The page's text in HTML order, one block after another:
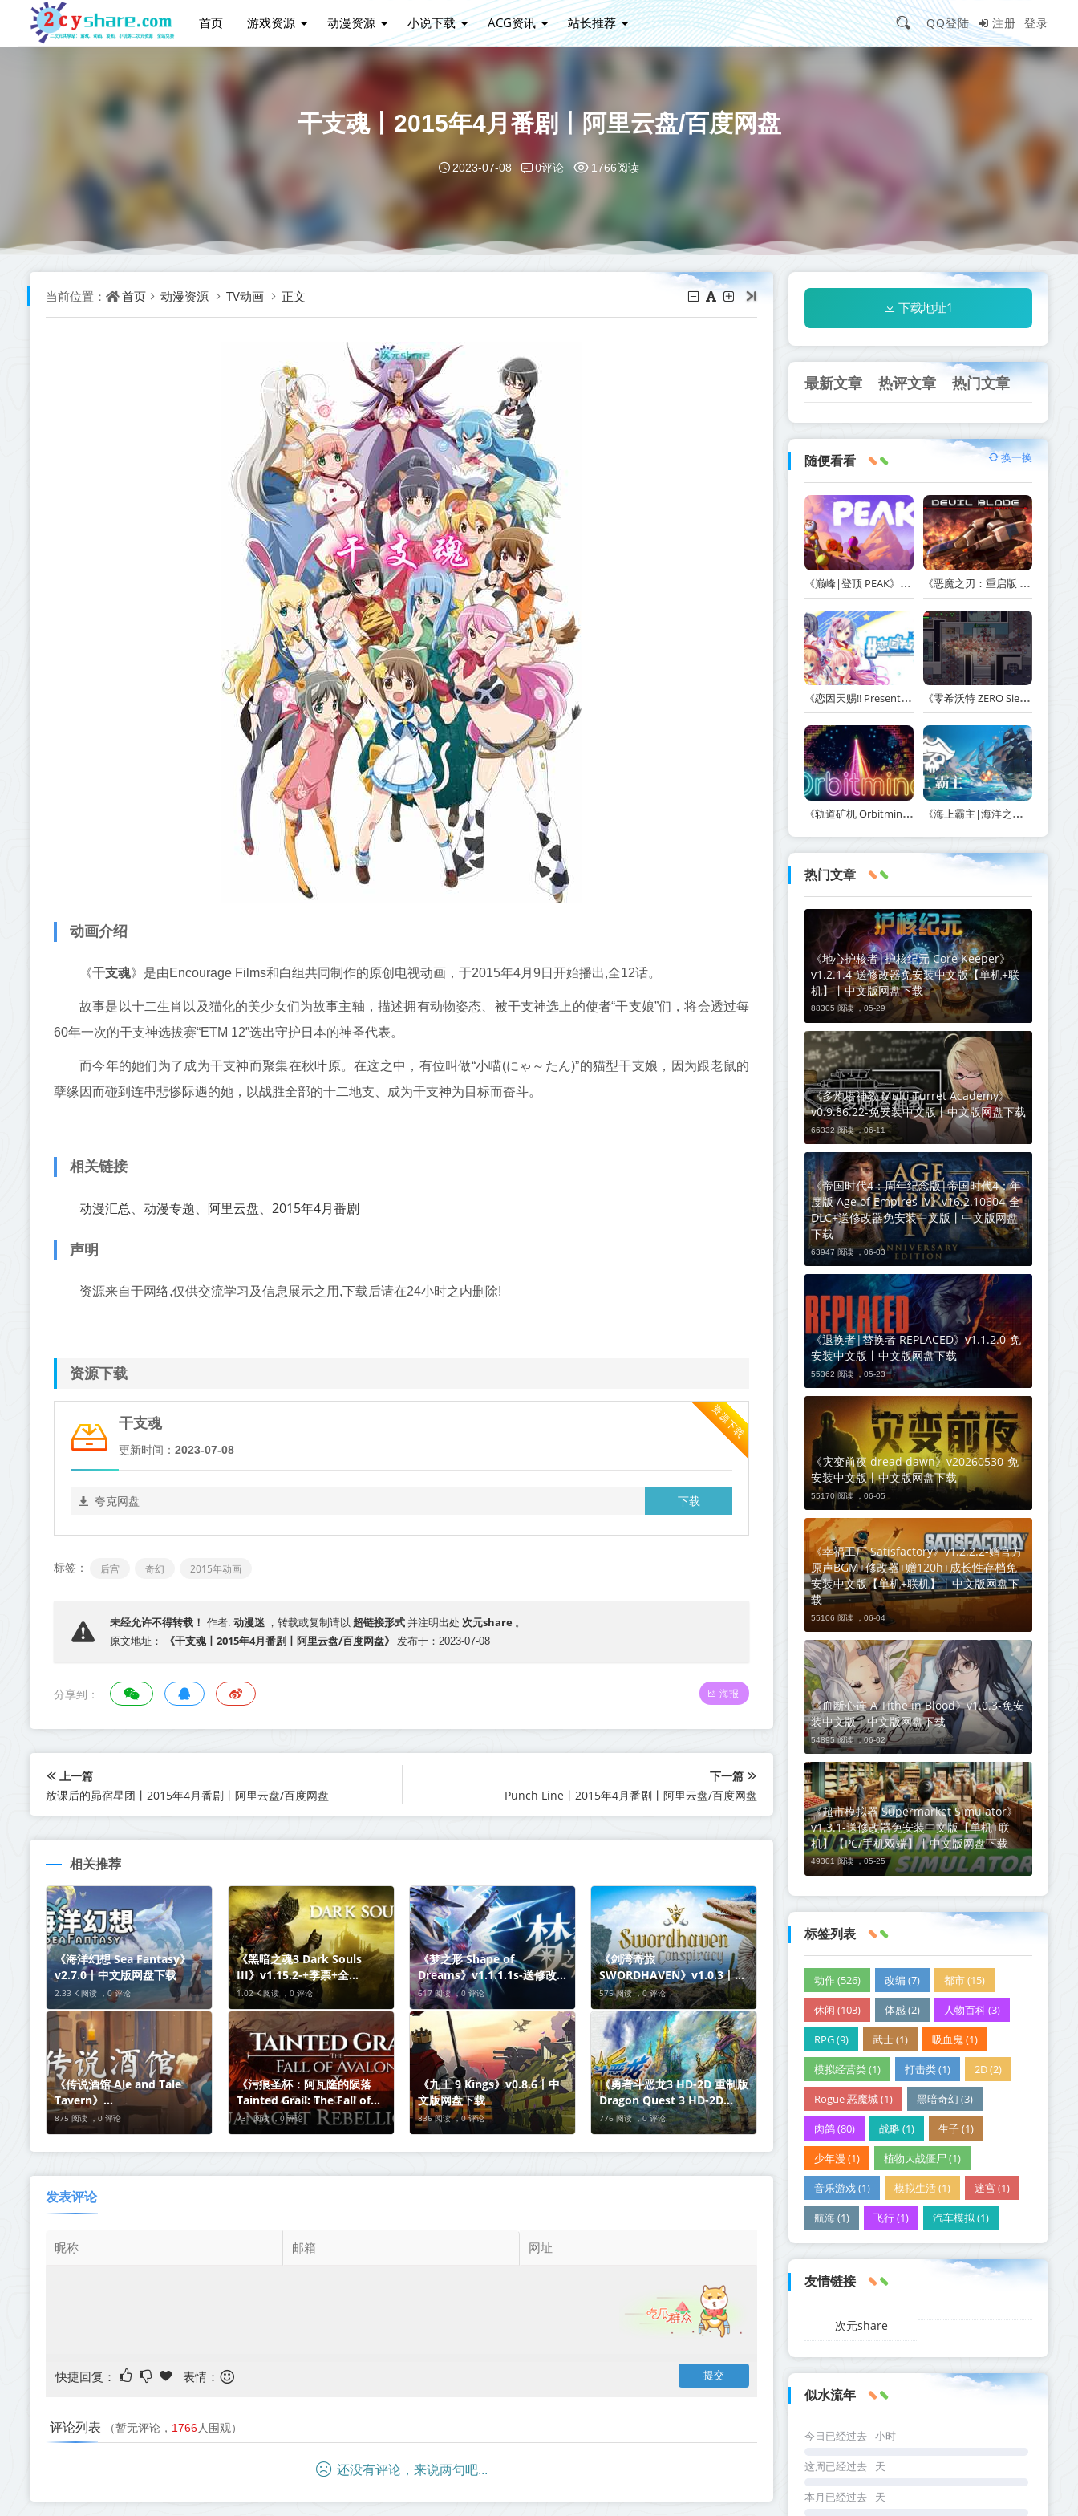
首页 游戏资源 动漫资源 小说下载 ACG资讯 站长推荐 QQ登陆 注册 登录
干支魂丨2015年4月番剧丨阿里云盘/百度网盘
2023-07-08 0评论 1766阅读
当前位置： 首页 动漫资源 TV动画 正文
动画介绍
《干支魂》是由Encourage Films和白组共同制作的原创电视动画，于2015年4月9日开始播出,全12话。
故事是以十二生肖以及猫化的美少女们为故事主轴，描述拥有动物姿态、被干支神选上的使者“干支娘”们，将会透过每
60年一次的干支神选拔赛“ETM 12”选出守护日本的神圣代表。
而今年的她们为了成为干支神而聚集在秋叶原。在这之中，有位叫做“小喵(にゃ～たん)”的猫型干支娘，因为跟老鼠的
孽缘因而碰到连串悲惨际遇的她，以战胜全部的十二地支、成为干支神为目标而奋斗。
相关链接
动漫汇总 动漫专题 阿里云盘 2015年4月番剧
声明
资源来自于网络,仅供交流学习及信息展示之用,下载后请在24小时之内删除!
资源下载
资源下载
干支魂
更新时间： 2023-07-08
下载
夸克网盘
标签： 后宫 奇幻 2015年动画
未经允许不得转载！ 作者: 动漫迷 ，转载或复制请以 超链接形式 并注明出处 次元share 。
原文地址：
《干支魂丨2015年4月番剧丨阿里云盘/百度网盘》 发布于：2023-07-08
分享到： 海报
上一篇
放课后的昴宿星团丨2015年4月番剧丨阿里云盘/百度网盘
下一篇
Punch Line丨2015年4月番剧丨阿里云盘/百度网盘
相关推荐
《海洋幻想 Sea Fantasy》
v2.7.0丨中文版网盘下载
2.33 K 阅读 ，0 评论
《黑暗之魂3 Dark Souls
III》v1.15.2-+季票+全
DLC+MOD整合版合集丨中文
版网盘下载
1.02 K 阅读 ， 0 评论
《梦之形 Shape of
Dreams》v1.1.1.1s-送修改器
【单机+联机】丨中文版网盘
下载
617 阅读 ，0 评论
《剑湾奇旅
SWORDHAVEN》v1.0.3丨中
文版网盘下载
575 阅读 ，0 评论
《传说酒馆 Ale and Tale
Tavern》
Build.21163987【单机+联
机】丨中文版网盘下载
875 阅读 ，0 评论
《污痕圣杯：阿瓦隆的陨落
Tainted Grail: The Fall of
Avalon》v1.15c-全DLC丨中
文版网盘下载
731 阅读 ， 0 评论
《九王 9 Kings》v0.8.6丨中
文版网盘下载
836 阅读 ，0 评论
《勇者斗恶龙3 HD-2D 重制版
Dragon Quest 3 HD-2D
Remake》v1.2.1-全DLC丨中
文版网盘下载
776 阅读 ，0 评论
发表评论
快捷回复： 表情：
评论列表 （暂无评论， 1766人围观）
还没有评论，来说两句吧...
下载地址1
最新文章 热评文章 热门文章
随便看看 换一换
《巅峰|登顶 PEAK》v1.47.a【单机+联机】丨中文版网盘下载 《恶魔之刃：重启版 DEVIL BLADE REBOOT》v1.2.4-免安装中文版丨中文版网盘下载
《恋因天赐!! Present From Angel Template!! An Angel's Gift》Build.23930554-免安装中文版丨中文版网盘下载 《零希沃特 ZERO Sievert》v1.2.59-免安装中文版丨中文版网盘下载
《轨道矿机 Orbitmine》Build.24135737-免安装中文版丨中文版网盘下载 《海上霸主|海洋之王|七海之王 King of Seas》v1.20-免安装中文版丨中文版网盘下载
热门文章
《地心护核者|护核纪元 Core Keeper》
v1.2.1.4-送修改器免安装中文版【单机+联
机】丨中文版网盘下载
88305 阅读 ， 05-29
《多炮塔神教 Multi Turret Academy》
v0.9.86.22-免安装中文版丨中文版网盘下载
66332 阅读 ，06-11
《帝国时代4：周年纪念版|帝国时代4：年
度版 Age of Empires IV》v16.2.10604-全
DLC+送修改器免安装中文版丨中文版网盘
下载
63947 阅读 ，06-03
《退换者|替换者 REPLACED》v1.1.2.0-免
安装中文版丨中文版网盘下载
55362 阅读 ，05-23
《灾变前夜 dread dawn》v20260530-免
安装中文版丨中文版网盘下载
55170 阅读 ， 06-05
《幸福工厂 Satisfactory》v1.2.2.2-赠官方
原声BGM+修改器+赠120h+成长性存档免
安装中文版【单机+联机】丨中文版网盘下
载
55106 阅读 ， 06-04
《血断心连 A Tithe in Blood》v1.0.3-免安
装中文版丨中文版网盘下载
54895 阅读 ，06-02
《超市模拟器 Supermarket Simulator》
v1.3.1-送修改器免安装中文版【单机+联
机】【PC/手机双端】丨中文版网盘下载
49301 阅读 ，05-25
标签列表
动作 (526) 改编 (7) 都市 (15)
休闲 (103) 体感 (2) 人物百科 (3)
RPG (9) 武士 (1) 吸血鬼 (1)
模拟经营类 (1) 打击类 (1) 2D (2)
Rogue 恶魔城 (1) 黑暗奇幻 (3)
肉鸽 (80) 战略 (1) 生子 (1)
少年漫 (1) 植物大战僵尸 (1)
音乐游戏 (1) 模拟生活 (1) 迷宫 (1)
航海 (1) 飞行 (1) 汽车模拟 (1)
友情链接
次元share
似水流年
今日已经过去 小时
这周已经过去 天
本月已经过去 天